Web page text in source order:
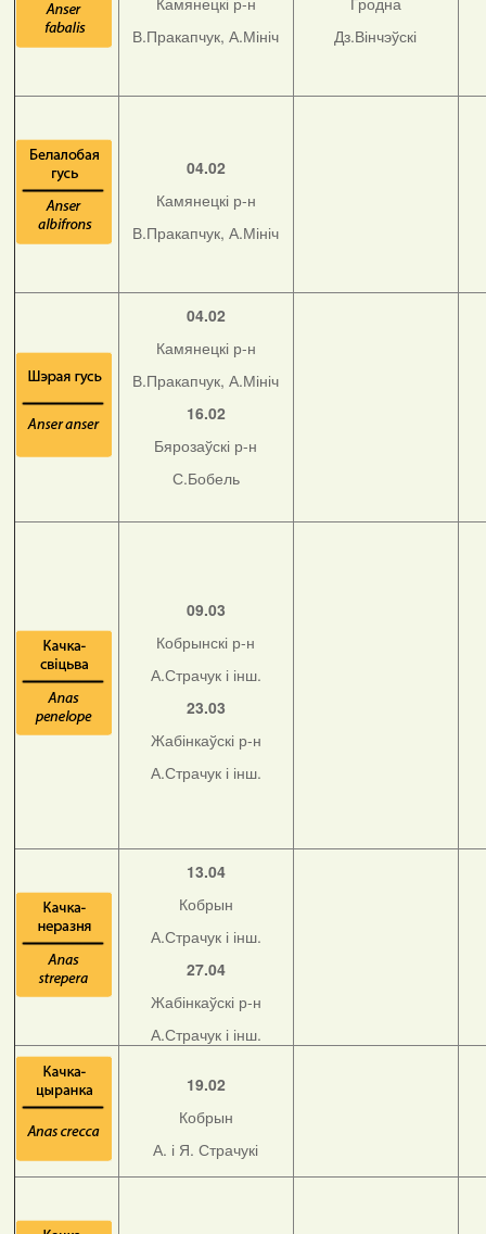
В.Пракапчук, А.Мініч
Дз.Вінчэўскі
04.02
Камянецкі р-н
В.Пракапчук, А.Мініч
04.02
Камянецкі р-н
В.Пракапчук, А.Мініч
16.02
Бярозаўскі р-н
С.Бобель
09.03
Кобрынскі р-н
А.Страчук і інш.
23.03
Жабінкаўскі р-н
А.Страчук і інш.
13.04
Кобрын
А.Страчук і інш.
27.04
Жабінкаўскі р-н
А.Страчук і інш.
19.02
Кобрын
А. і Я. Страчукі